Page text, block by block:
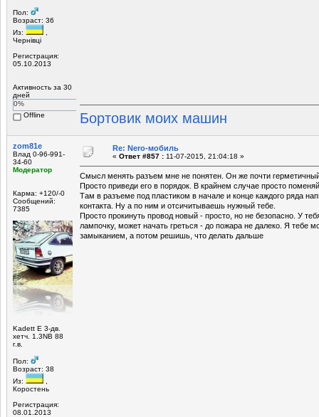
Пол:
Возраст: 36
Из:
Чернівці
Регистрация:
05.10.2013
Активность за 30
дней
0%
Offline
Бортовик моих машин
zom81e
Влад 0-96-991-
34-60
Модератор
Карма: +120/-0
Сообщений:
7385
Kadett E 3-дв.
хетч. 1.3NB 88
г.в.
Пол:
Возраст: 38
Из:
Коростень
Регистрация:
08.01.2013
Re: Nero-мобиль
« Ответ #857 : 11-07-2015, 21:04:18 »
Смысл менять разъем мне не понятен. Он же почти
Просто приведи его в порядок. В крайнем случае просто
Там в разъеме под пластиком в начале и конце каждого ряда
контакта. Ну а по ним и отсичитываешь нужный тебе.
Просто прокинуть провод новый - просто, но не безопасно. У
лампочку, может начать греться - до пожара не далеко. Я тебе
замыканием, а потом решишь, что делать дальше